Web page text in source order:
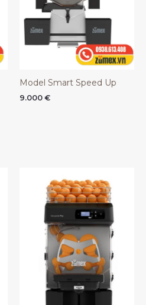
Model Smart Speed Up
9.000 €